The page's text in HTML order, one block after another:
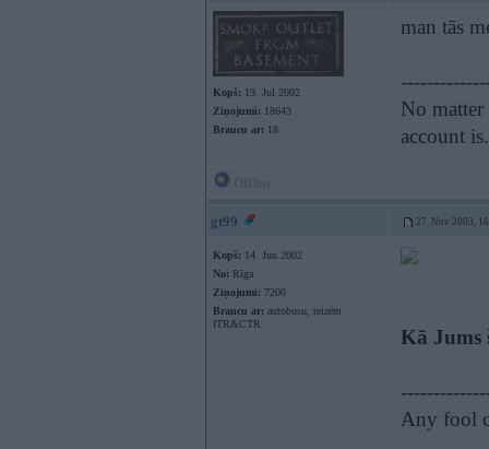
Kopš: 19. Jul 2002
Ziņojumi: 18643
Braucu ar: 18
man tās
No
account
gt99 27. Nov 2003,
Kopš: 14. Jun 2002
No: Rīga
Ziņojumi: 7200
Braucu ar: autobusu, reizēm
ITR&CTR
Kā
Any fool